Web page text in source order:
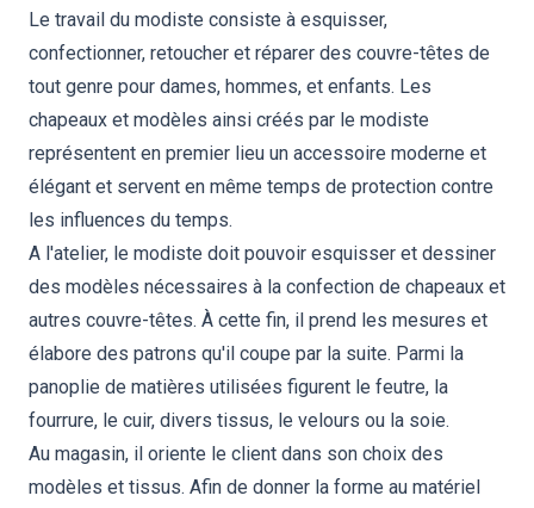
Le travail du modiste consiste à esquisser,
confectionner, retoucher et réparer des couvre-têtes de
tout genre pour dames, hommes, et enfants. Les
chapeaux et modèles ainsi créés par le modiste
représentent en premier lieu un accessoire moderne et
élégant et servent en même temps de protection contre
les influences du temps.
A l'atelier, le modiste doit pouvoir esquisser et dessiner
des modèles nécessaires à la confection de chapeaux et
autres couvre-têtes. À cette fin, il prend les mesures et
élabore des patrons qu'il coupe par la suite. Parmi la
panoplie de matières utilisées figurent le feutre, la
fourrure, le cuir, divers tissus, le velours ou la soie.
Au magasin, il oriente le client dans son choix des
modèles et tissus. Afin de donner la forme au matériel